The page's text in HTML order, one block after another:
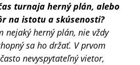
turnaja herný plán, alebo
na istotu a skúsenosti?
nejaký herný plán, nie vždy
sa ho držať. V prvom
nevyspytateľný vietor,